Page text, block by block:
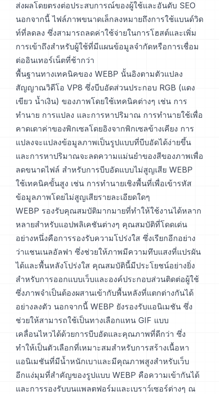
ส่งผลโดยตรงต่อประสบการณ์ของผู้ใช้และอันดับ SEO
นอกจากนี้ ไฟล์ภาพขนาดเล็กลงหมายถึงการใช้แบนด์วิด
ท์ที่ลดลง ซึ่งสามารถลดค่าใช้จ่ายในการโฮสต์และเพิ่ม
การเข้าถึงสำหรับผู้ใช้ที่มีแผนข้อมูลจำกัดหรือการเชื่อม
ต่ออินเทอร์เน็ตที่ช้ากว่า
พื้นฐานทางเทคนิคของ WEBP นั้นอิงตามตัวแปลง
สัญญาณวิดีโอ VP8 ซึ่งบีบอัดส่วนประกอบ RGB (แดง
เขียว น้ำเงิน) ของภาพโดยใช้เทคนิคต่างๆ เช่น การ
ทำนาย การแปลง และการหาปริมาณ การทำนายใช้เพื่อ
คาดเดาค่าของพิกเซลโดยอิงจากพิกเซลข้างเคียง การ
แปลงจะแปลงข้อมูลภาพเป็นรูปแบบที่บีบอัดได้ง่ายขึ้น
และการหาปริมาณจะลดความแม่นยำของสีของภาพเพื่อ
ลดขนาดไฟล์ สำหรับการบีบอัดแบบไม่สูญเสีย WEBP
ใช้เทคนิคขั้นสูง เช่น การทำนายเชิงพื้นที่เพื่อเข้ารหัส
ข้อมูลภาพโดยไม่สูญเสียรายละเอียดใดๆ
WEBP รองรับคุณสมบัติมากมายที่ทำให้ใช้งานได้หลาก
หลายสำหรับแอปพลิเคชันต่างๆ คุณสมบัติที่โดดเด่น
อย่างหนึ่งคือการรองรับความโปร่งใส ซึ่งเรียกอีกอย่าง
ว่าแชนเนลอัลฟา ซึ่งช่วยให้ภาพมีความทึบแสงที่แปรผัน
ได้และพื้นหลังโปร่งใส คุณสมบัตินี้มีประโยชน์อย่างยิ่ง
สำหรับการออกแบบเว็บและองค์ประกอบส่วนติดต่อผู้ใช้
ซึ่งภาพจำเป็นต้องผสานเข้ากับพื้นหลังที่แตกต่างกันได้
อย่างลงตัว นอกจากนี้ WEBP ยังรองรับแอนิเมชัน ซึ่ง
ช่วยให้สามารถใช้เป็นทางเลือกแทน GIF แบบ
เคลื่อนไหวได้ด้วยการบีบอัดและคุณภาพที่ดีกว่า ซึ่ง
ทำให้เป็นตัวเลือกที่เหมาะสมสำหรับการสร้างเนื้อหา
แอนิเมชันที่มีน้ำหนักเบาและมีคุณภาพสูงสำหรับเว็บ
อีกแง่มุมที่สำคัญของรูปแบบ WEBP คือความเข้ากันได้
และการรองรับบนแพลตฟอร์มและเบราว์เซอร์ต่างๆ ณ